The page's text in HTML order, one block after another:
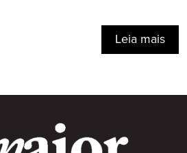
Leia mais